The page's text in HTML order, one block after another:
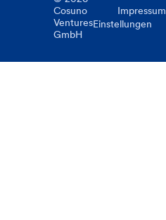
Cosuno
Ventures
GmbH
Impressum
Einstellungen